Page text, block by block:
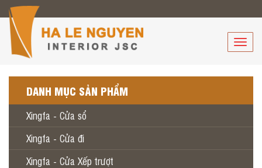
Toggle
DANH MỤC SẢN PHẨM
Xingfa - Cửa sổ
Xingfa - Cửa đi
Xingfa - Cửa Xếp trượt